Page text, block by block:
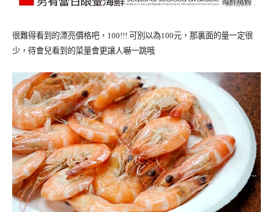
很難得看到的漂亮價格吧，100!!! 可別以為100元，那裏面的量一定很
少，待會兒看到的菜量會更讓人嚇一跳哦